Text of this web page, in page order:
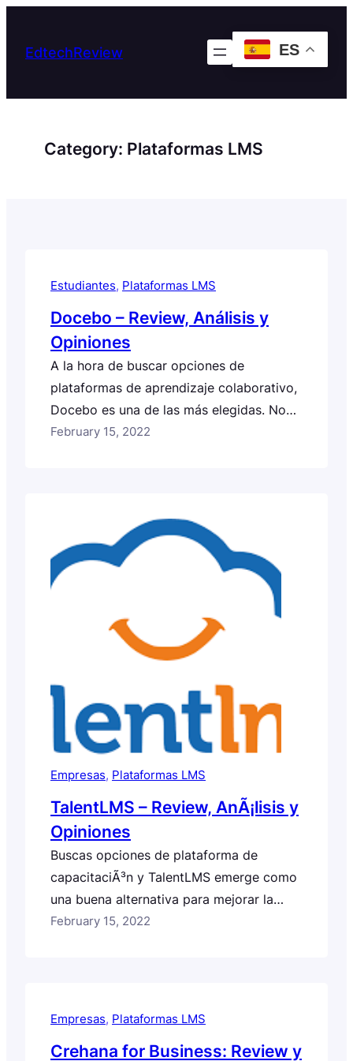
content
EdtechReview ES
Category: Plataformas LMS
Estudiantes, Plataformas LMS
Docebo – Review, Análisis y
Opiniones
A la hora de buscar opciones de
plataformas de aprendizaje colaborativo,
Docebo es una de las más elegidas. No
solo es de los sistemas de gestión de
personal. Aún así, ¿es lo que estás
necesitando para desarrollar tus…
February 15, 2022
Empresas, Plataformas LMS
TalentLMS – Review, AnÃ¡lisis y
Opiniones
Buscas opciones de plataforma de
capacitaciÃ³n y TalentLMS emerge como
una buena alternativa para mejorar la
productividad y los resultados que
momento para tu team. Â¡Bien hecho! Has
lo descubrirÃ¡s.…
February 15, 2022
Empresas, Plataformas LMS
Crehana for Business: Review y